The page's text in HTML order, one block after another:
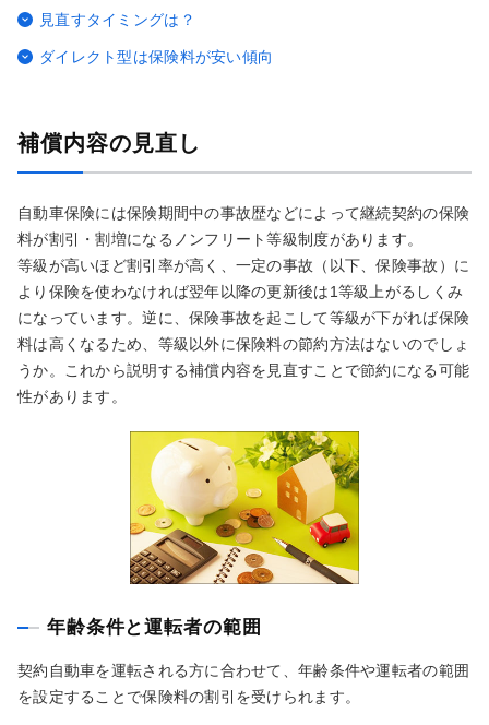
見直すタイミングは？
ダイレクト型は保険料が安い傾向
補償内容の見直し
自動車保険には保険期間中の事故歴などによって継続契約の保険
料が割引・割増になるノンフリート等級制度があります。
等級が高いほど割引率が高く、一定の事故（以下、保険事故）に
より保険を使わなければ翌年以降の更新後は1等級上がるしくみ
になっています。逆に、保険事故を起こして等級が下がれば保険
料は高くなるため、等級以外に保険料の節約方法はないのでしょ
うか。これから説明する補償内容を見直すことで節約になる可能
性があります。
年齢条件と運転者の範囲
契約自動車を運転される方に合わせて、年齢条件や運転者の範囲
を設定することで保険料の割引を受けられます。